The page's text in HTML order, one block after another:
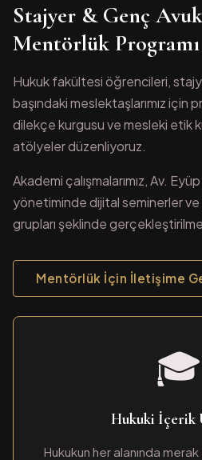
Stajyer & Genç
Mentörlük Programı
Hukuk fakültesi öğrencileri,
başındaki meslektaşlarımız için
dilekçe kurgusu ve mesleki etik
atölyeler düzenliyoruz.
Akademi çalışmalarımız, Av.
yönetiminde dijital seminerler ve
grupları şeklinde
Mentörlük İçin İletişime
🎓
Hukuki İçerik
Hukukun her alanında